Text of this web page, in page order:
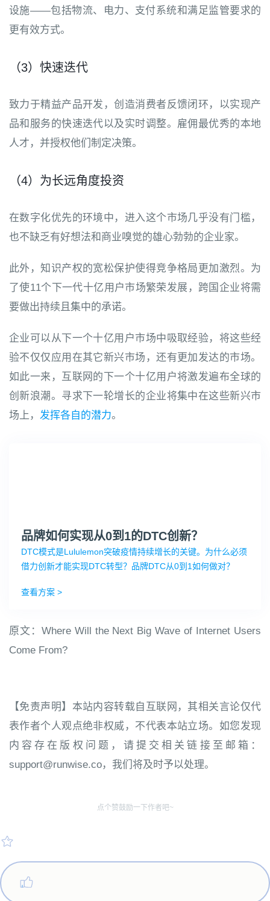
设施——包括物流、电力、支付系统和满足监管要求的
更有效方式。
（3）快速迭代
致力于精益产品开发，创造消费者反馈闭环，以实现产
品和服务的快速迭代以及实时调整。雇佣最优秀的本地
人才，并授权他们制定决策。
（4）为长远角度投资
在数字化优先的环境中，进入这个市场几乎没有门槛，
也不缺乏有好想法和商业嗅觉的雄心勃勃的企业家。
此外，知识产权的宽松保护使得竞争格局更加激烈。为
了使11个下一代十亿用户市场繁荣发展，跨国企业将需
要做出持续且集中的承诺。
企业可以从下一个十亿用户市场中吸取经验，将这些经
验不仅仅应用在其它新兴市场，还有更加发达的市场。
如此一来，互联网的下一个十亿用户将激发遍布全球的
创新浪潮。寻求下一轮增长的企业将集中在这些新兴市
场上， 发挥各自的潜力。
品牌如何实现从0到1的DTC创新？
DTC模式是Lululemon突破疫情持续增长的关键。为什么必须
借力创新才能实现DTC转型？品牌DTC从0到1如何做对？
查看方案 >
原文：Where Will the Next Big Wave of Internet Users
Come From?
【免责声明】本站内容转载自互联网，其相关言论仅代
表作者个人观点绝非权威，不代表本站立场。如您发现
内容存在版权问题，请提交相关链接至邮箱：
support@runwise.co，我们将及时予以处理。
点个赞鼓励一下作者吧~